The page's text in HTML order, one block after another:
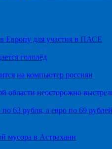
Европу для участия в ПАСЕ
гололёд
на компьютер россиян
области неосторожно
63 рубля, а евро по 69 рублей
мусора в Астрахани